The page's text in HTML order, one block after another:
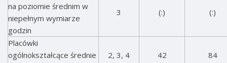
na poziomie średnim w
niepełnym wymiarze
godzin
3 (:) (:)
Placówki
ogólnokształcące średnie
2, 3, 4 42 84